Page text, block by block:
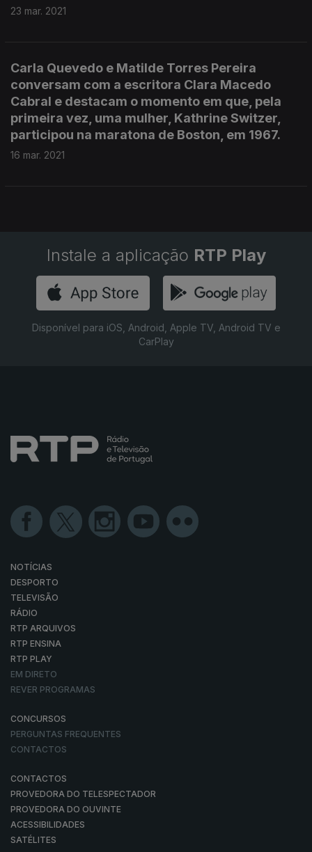
23 mar. 2021
Carla Quevedo e Matilde Torres Pereira
conversam com a escritora Clara Macedo
Cabral e destacam o momento em que, pela
primeira vez, uma mulher, Kathrine Switzer,
participou na maratona de Boston, em 1967.
16 mar. 2021
Instale a aplicação RTP Play
Disponível para iOS, Android, Apple TV, Android TV e
CarPlay
NOTÍCIAS
DESPORTO
TELEVISÃO
RÁDIO
RTP ARQUIVOS
RTP ENSINA
RTP PLAY
EM DIRETO
REVER PROGRAMAS
CONCURSOS
PERGUNTAS FREQUENTES
CONTACTOS
CONTACTOS
PROVEDORA DO TELESPECTADOR
PROVEDORA DO OUVINTE
ACESSIBILIDADES
SATÉLITES